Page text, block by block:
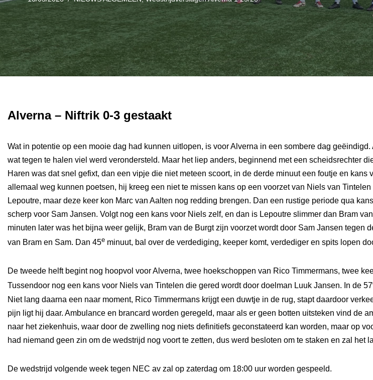
Alverna – Niftrik 0-3 gestaakt
Wat in potentie op een mooie dag had kunnen uitlopen, is voor Alverna in een sombere dag
wat tegen te halen viel werd verondersteld. Maar het liep anders, beginnend met een scheidsrechter
Haren was dat snel gefixt, dan een vipje die niet meteen scoort, in de derde minuut een foutje en
allemaal weg kunnen poetsen, hij kreeg een niet te missen kans op een voorzet van Niels van
Lepoutre, maar deze keer kon Marc van Aalten nog redding brengen. Dan een rustige periode qua
scherp voor Sam Jansen. Volgt nog een kans voor Niels zelf, en dan is Lepoutre slimmer dan Bram
minuten later was het bijna weer gelijk, Bram van de Burgt zijn voorzet wordt door Sam Jansen
van Bram en Sam. Dan 45e minuut, bal over de verdediging, keeper komt, verdediger en spits lopen
De tweede helft begint nog hoopvol voor Alverna, twee hoekschoppen van Rico Timmermans, twee
Tussendoor nog een kans voor Niels van Tintelen die gered wordt door doelman Luuk Jansen. In de 57
Niet lang daarna een naar moment, Rico Timmermans krijgt een duwtje in de rug, stapt daardoor
pijn ligt hij daar. Ambulance en brancard worden geregeld, maar als er geen botten uitsteken vind de
naar het ziekenhuis, waar door de zwelling nog niets definitiefs geconstateerd kan worden, maar op
had niemand geen zin om de wedstrijd nog voort te zetten, dus werd besloten om te staken en zal het
De wedstrijd volgende week tegen NEC av zal op zaterdag om 18:00 uur worden gespeeld.